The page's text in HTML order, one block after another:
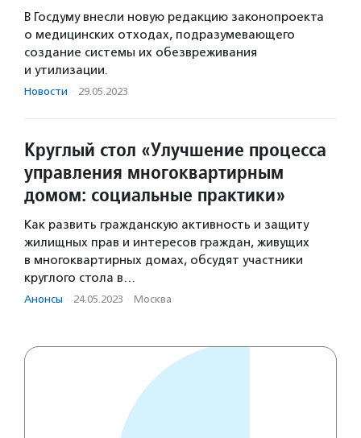
В Госдуму внесли новую редакцию законопроекта
о медицинских отходах, подразумевающего
создание системы их обезвреживания
и утилизации.
Новости · 29.05.2023
Круглый стол «Улучшение процесса
управления многоквартирным
домом: социальные практики»
Как развить гражданскую активность и защиту
жилищных прав и интересов граждан, живущих
в многоквартирных домах, обсудят участники
круглого стола в…
Анонсы · 24.05.2023 · Москва